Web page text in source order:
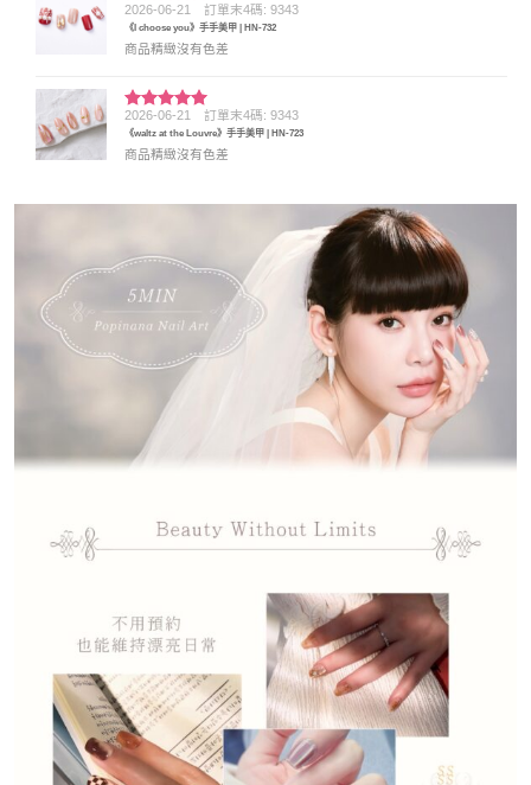
評分5 滿
分 5
2026-06-21 訂單末4碼: 9343
《I choose you》手手美甲 | HN-732
商品精緻沒有色差
評分5滿
分 5
2026-06-21 訂單末4碼: 9343
《waltz at the Louvre》手手美甲 | HN-723
商品精緻沒有色差